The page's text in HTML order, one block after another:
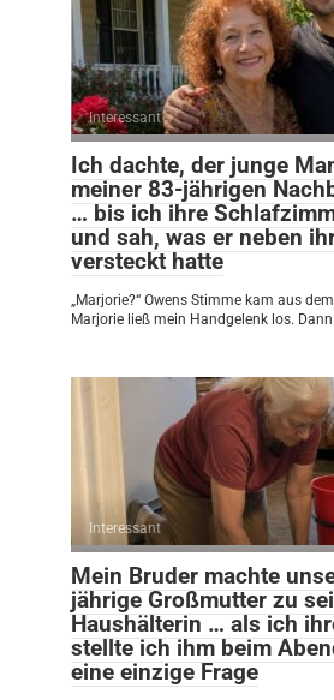
Interessant
Ich dachte, der junge
meiner 83-jährigen
… bis ich ihre
und sah, was er neben
versteckt hatte
„Marjorie?“ Owens Stimme kam aus
Marjorie ließ mein Handgelenk los.
Interessant
Mein Bruder machte
jährige Großmutter zu
Haushälterin … als ich
stellte ich ihm beim
eine einzige Frage